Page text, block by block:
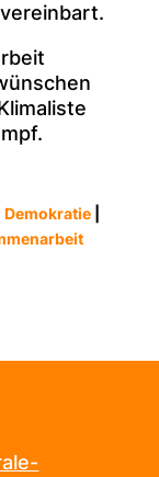
|Demokratie